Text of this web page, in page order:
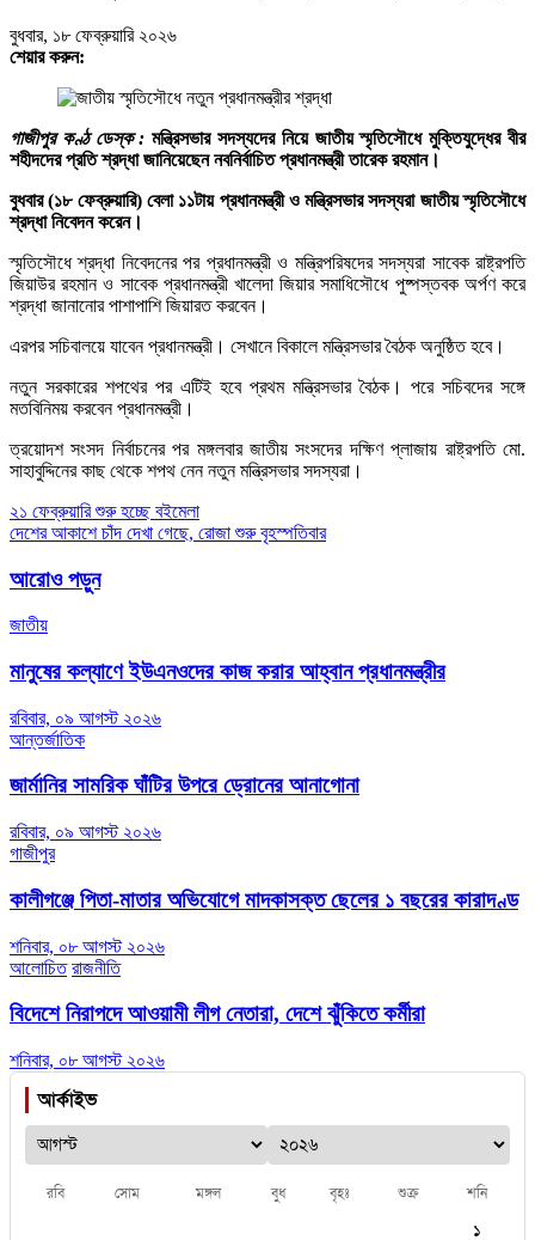
বুধবার, ১৮ ফেব্রুয়ারি ২০২৬
শেয়ার করুন:
গাজীপুর কণ্ঠ ডেস্ক : মন্ত্রিসভার সদস্যদের নিয়ে জাতীয় স্মৃতিসৌধে মুক্তিযুদ্ধের বীর
শহীদদের প্রতি শ্রদ্ধা জানিয়েছেন নবনির্বাচিত প্রধানমন্ত্রী তারেক রহমান।
বুধবার (১৮ ফেব্রুয়ারি) বেলা ১১টায় প্রধানমন্ত্রী ও মন্ত্রিসভার সদস্যরা জাতীয় স্মৃতিসৌধে
শ্রদ্ধা নিবেদন করেন।
স্মৃতিসৌধে শ্রদ্ধা নিবেদনের পর প্রধানমন্ত্রী ও মন্ত্রিপরিষদের সদস্যরা সাবেক রাষ্ট্রপতি
জিয়াউর রহমান ও সাবেক প্রধানমন্ত্রী খালেদা জিয়ার সমাধিসৌধে পুষ্পস্তবক অর্পণ করে
শ্রদ্ধা জানানোর পাশাপাশি জিয়ারত করবেন।
এরপর সচিবালয়ে যাবেন প্রধানমন্ত্রী। সেখানে বিকালে মন্ত্রিসভার বৈঠক অনুষ্ঠিত হবে।
নতুন সরকারের শপথের পর এটিই হবে প্রথম মন্ত্রিসভার বৈঠক। পরে সচিবদের সঙ্গে
মতবিনিময় করবেন প্রধানমন্ত্রী।
ত্রয়োদশ সংসদ নির্বাচনের পর মঙ্গলবার জাতীয় সংসদের দক্ষিণ প্লাজায় রাষ্ট্রপতি মো.
সাহাবুদ্দিনের কাছ থেকে শপথ নেন নতুন মন্ত্রিসভার সদস্যরা।
Post
navigation
২১ ফেব্রুয়ারি শুরু হচ্ছে বইমেলা
দেশের আকাশে চাঁদ দেখা গেছে, রোজা শুরু বৃহস্পতিবার
আরোও পড়ুন
জাতীয়
মানুষের কল্যাণে ইউএনওদের কাজ করার আহ্বান প্রধানমন্ত্রীর
রবিবার, ০৯ আগস্ট ২০২৬
আন্তর্জাতিক
জার্মানির সামরিক ঘাঁটির উপরে ড্রোনের আনাগোনা
রবিবার, ০৯ আগস্ট ২০২৬
গাজীপুর
কালীগঞ্জে পিতা-মাতার অভিযোগে মাদকাসক্ত ছেলের ১ বছরের কারাদণ্ড
শনিবার, ০৮ আগস্ট ২০২৬
আলোচিত রাজনীতি
বিদেশে নিরাপদে আওয়ামী লীগ নেতারা, দেশে ঝুঁকিতে কর্মীরা
শনিবার, ০৮ আগস্ট ২০২৬
আর্কাইভ
রবি সোম মঙ্গল বুধ বৃহঃ শুক্র শনি
১